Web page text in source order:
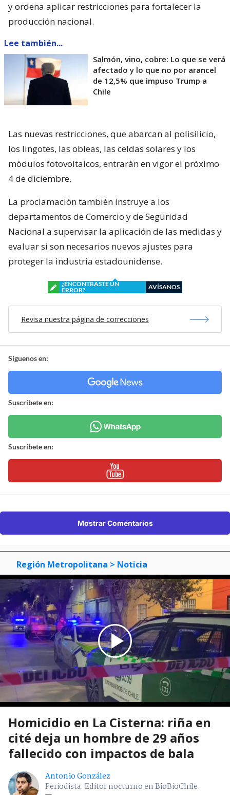
y ordena aplicar restricciones para fortalecer la
producción nacional.
Lee también...
Salmón, vino, cobre: Lo que se verá
afectado y lo que no por arancel
de 12,5% que impuso Trump a
Chile
Las nuevas restricciones, que abarcan al polisilicio,
los lingotes, las obleas, las celdas solares y los
módulos fotovoltaicos, entrarán en vigor el próximo
4 de diciembre.
La proclamación también instruye a los
departamentos de Comercio y de Seguridad
Nacional a supervisar la aplicación de las medidas y
evaluar si son necesarios nuevos ajustes para
proteger la industria estadounidense.
¿ENCONTRASTE UN
ERROR?
AVÍSANOS
Revisa nuestra página de correcciones
Síguenos en:
Suscríbete en:
Suscríbete en:
Mostrar Comentarios
Región Metropolitana > Noticia
Homicidio en La Cisterna: riña en
cité deja un hombre de 29 años
fallecido con impactos de bala
Antonio González
Periodista. Editor nocturno en BioBioChile.